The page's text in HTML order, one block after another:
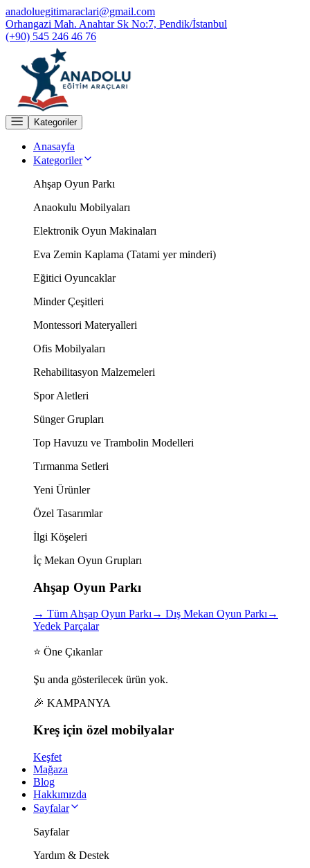
anadoluegitimaraclari@gmail.com
Orhangazi Mah. Anahtar Sk No:7, Pendik/İstanbul
(+90) 545 246 46 76
Kategoriler
Anasayfa
Kategoriler
Ahşap Oyun Parkı
Anaokulu Mobilyaları
Elektronik Oyun Makinaları
Eva Zemin Kaplama (Tatami yer minderi)
Eğitici Oyuncaklar
Minder Çeşitleri
Montessori Materyalleri
Ofis Mobilyaları
Rehabilitasyon Malzemeleri
Spor Aletleri
Sünger Grupları
Top Havuzu ve Trambolin Modelleri
Tırmanma Setleri
Yeni Ürünler
Özel Tasarımlar
İlgi Köşeleri
İç Mekan Oyun Grupları
Ahşap Oyun Parkı
→ Tüm Ahşap Oyun Parkı→ Dış Mekan Oyun Parkı→
Yedek Parçalar
⭐ Öne Çıkanlar
Şu anda gösterilecek ürün yok.
🎉 KAMPANYA
Kreş için özel mobilyalar
Keşfet
Mağaza
Blog
Hakkımızda
Sayfalar
Sayfalar
Yardım & Destek